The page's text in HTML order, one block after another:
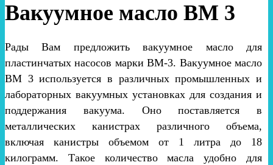
Вакуумное масло ВМ 3
Рады Вам предложить вакуумное масло для
пластинчатых насосов марки ВМ-3. Вакуумное масло
ВМ 3 используется в различных промышленных и
лабораторных вакуумных установках для создания и
поддержания вакуума. Оно поставляется в
металлических канистрах различного объема,
включая канистры объемом от 1 литра до 18
килограмм. Такое количество масла удобно для